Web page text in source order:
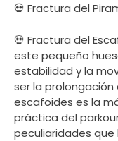
💀 Fractura del
💀 Fractura del
este pequeño
estabilidad y la
ser la
escafoides es la
práctica del
peculiaridades